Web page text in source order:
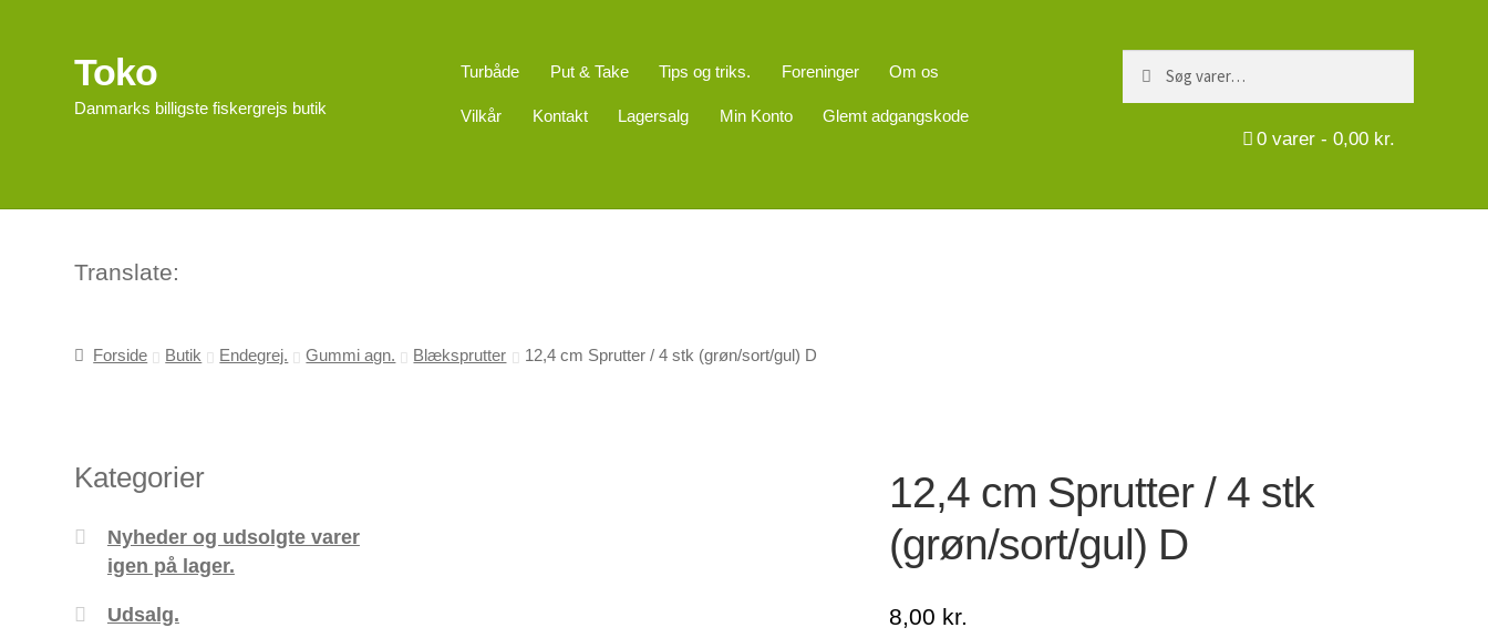
Spring
til
navigation
Spring
til
indhold
Toko
Danmarks billigste fiskergrejs butik
Turbåde Put & Take Tips og triks. Foreninger Om os
Vilkår Kontakt Lagersalg Min Konto Glemt adgangskode
0varer - 0,00 kr.
Translate:
Forside Butik Endegrej. Gummi agn. Blæksprutter 12,4 cm Sprutter / 4 stk (grøn/sort/gul) D
12,4 cm Sprutter / 4 stk
(grøn/sort/gul) D
8,00 kr.
Kategorier
Nyheder og udsolgte varer
igen på lager.
Udsalg.